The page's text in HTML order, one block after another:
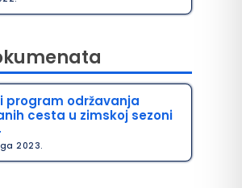
program održavanja
cesta u zimskoj sezoni
2023.